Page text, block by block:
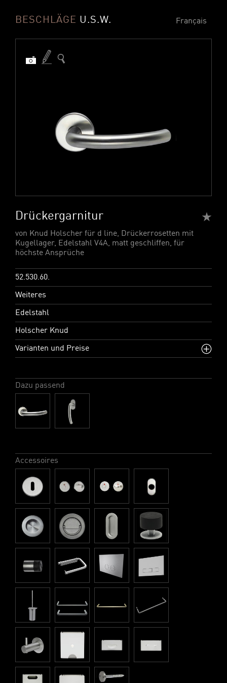
Français
BESCHLÄGE U.S.W.
Drückergarnitur
von Knud Holscher für d line, Drückerrosetten mit
Kugellager, Edelstahl V4A, matt geschliffen, für
höchste Ansprüche
52.530.60.
Weiteres
Edelstahl
Holscher Knud
Varianten und Preise
Dazu passend
Accessoires